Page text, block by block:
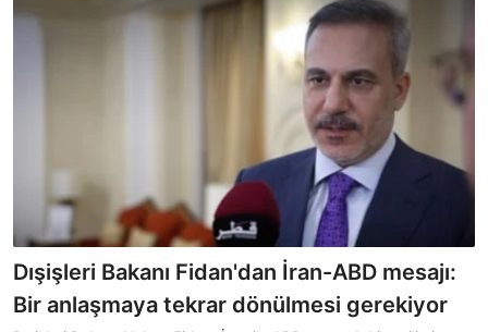
Dışişleri Bakanı Fidan'dan İran-ABD mesajı:
Bir anlaşmaya tekrar dönülmesi gerekiyor